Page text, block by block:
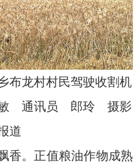
布龙村村民驾驶收割机
敏 通讯员 郎玲 摄影
道
香。正值粮油作物成熟